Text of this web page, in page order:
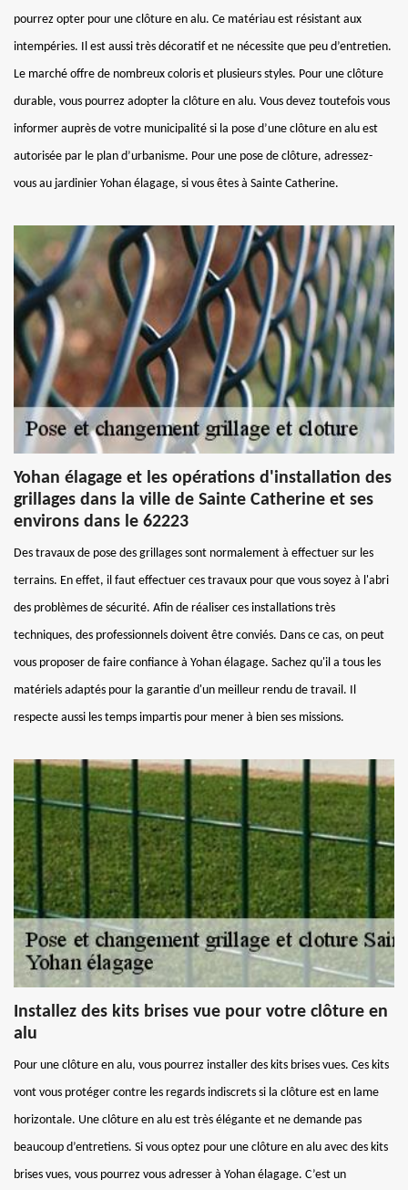
pourrez opter pour une clôture en alu. Ce matériau est résistant aux
intempéries. Il est aussi très décoratif et ne nécessite que peu d’entretien.
Le marché offre de nombreux coloris et plusieurs styles. Pour une clôture
durable, vous pourrez adopter la clôture en alu. Vous devez toutefois vous
informer auprès de votre municipalité si la pose d’une clôture en alu est
autorisée par le plan d’urbanisme. Pour une pose de clôture, adressez-
vous au jardinier Yohan élagage, si vous êtes à Sainte Catherine.
Yohan élagage et les opérations d'installation des
grillages dans la ville de Sainte Catherine et ses
environs dans le 62223
Des travaux de pose des grillages sont normalement à effectuer sur les
terrains. En effet, il faut effectuer ces travaux pour que vous soyez à l'abri
des problèmes de sécurité. Afin de réaliser ces installations très
techniques, des professionnels doivent être conviés. Dans ce cas, on peut
vous proposer de faire confiance à Yohan élagage. Sachez qu'il a tous les
matériels adaptés pour la garantie d'un meilleur rendu de travail. Il
respecte aussi les temps impartis pour mener à bien ses missions.
Installez des kits brises vue pour votre clôture en
alu
Pour une clôture en alu, vous pourrez installer des kits brises vues. Ces kits
vont vous protéger contre les regards indiscrets si la clôture est en lame
horizontale. Une clôture en alu est très élégante et ne demande pas
beaucoup d’entretiens. Si vous optez pour une clôture en alu avec des kits
brises vues, vous pourrez vous adresser à Yohan élagage. C’est un